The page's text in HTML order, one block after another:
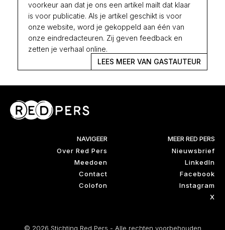
voorkeur aan dat je ons een artikel mailt dat klaar
is voor publicatie. Als je artikel geschikt is voor
onze website, word je gekoppeld aan één van
onze eindredacteuren. Zij geven feedback en
zetten je verhaal online.
LEES MEER VAN GASTAUTEUR
NAVIGEER
Over Red Pers
Meedoen
Contact
Colofon
MEER RED PERS
Nieuwsbrief
LinkedIn
Facebook
Instagram
X
© 2026 Stichting Red Pers - Alle rechten voorbehouden